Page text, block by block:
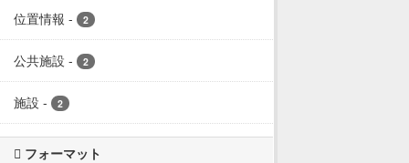
位置情報 - 2
公共施設 - 2
施設 - 2
フォーマット